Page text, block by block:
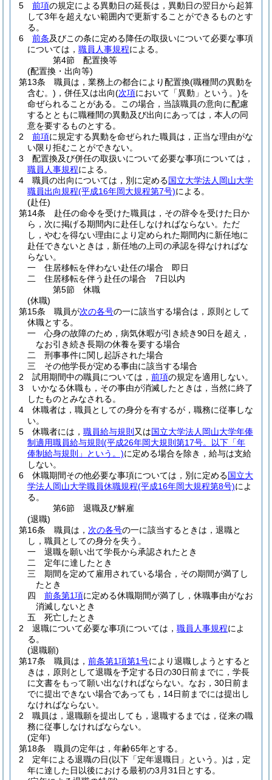
5
前項の規定による異動日の延長は，異動日の翌日から起算
して3年を超えない範囲内で更新することができるものとす
る。
6
前条及びこの条に定める降任の取扱いについて必要な事項
については， 職員人事規程による。
第4節
配置換等
(配置換・出向等)
第13条
職員は，業務上の都合により配置換(職種間の異動を
含む。) ，併任又は出向(次項において「異動」という。)を
命ぜられることがある。
この場合，当該職員の意向に配慮
するとともに職種間の異動及び出向にあっては，本人の同
意を要するものとする。
2
前項に規定する異動を命ぜられた職員は，正当な理由がな
い限り拒むことができない。
3
配置換及び併任の取扱いについて必要な事項については，
職員人事規程による。
4
職員の出向については，別に定める国立大学法人岡山大学
職員出向規程(平成16年岡大規程第7号)による。
(赴任)
第14条
赴任の命令を受けた職員は，その辞令を受けた日か
ら，次に掲げる期間内に赴任しなければならない。 ただ
し，やむを得ない理由により定められた期間内に新任地に
赴任できないときは，新任地の上司の承認を得なければな
らない。
一
住居移転を伴わない赴任の場合 即日
二
住居移転を伴う赴任の場合 7日以内
第5節
休職
(休職)
第15条
職員が次の各号の一に該当する場合は，原則として
休職とする。
一
心身の故障のため，病気休暇が引き続き90日を超え，
なお引き続き長期の休養を要する場合
二
刑事事件に関し起訴された場合
三
その他学長が定める事由に該当する場合
2
試用期間中の職員については， 前項の規定を適用しない。
3
いかなる休職も，その事由が消滅したときは，当然に終了
したものとみなされる。
4
休職者は，職員としての身分を有するが，職務に従事しな
い。
5
休職者には， 職員給与規則 又は国立大学法人岡山大学年俸
制適用職員給与規則 (平成26年岡大規則第17号。以下「年
俸制給与規則」という。)に定める場合を除き，給与は支給
しない。
6
休職期間その他必要な事項については，別に定める国立大
学法人岡山大学職員休職規程(平成16年岡大規程第8号)によ
る。
第6節
退職及び解雇
(退職)
第16条
職員は， 次の各号の一に該当するときは，退職と
し，職員としての身分を失う。
一
退職を願い出て学長から承認されたとき
二
定年に達したとき
三
期間を定めて雇用されている場合，その期間が満了し
たとき
四
前条第1項に定める休職期間が満了し，休職事由がなお
消滅しないとき
五
死亡したとき
2
退職について必要な事項については， 職員人事規程によ
る。
(退職願)
第17条
職員は， 前条第1項第1号により退職しようとすると
きは，原則として退職を予定する日の30日前までに，学長
に文書をもって願い出なければならない。 なお，30日前ま
でに提出できない場合であっても，14日前までには提出し
なければならない。
2
職員は，退職願を提出しても，退職するまでは，従来の職
務に従事しなければならない。
(定年)
第18条
職員の定年は，年齢65年とする。
2
定年による退職の日(以下「定年退職日」という。)は，定
年に達した日以後における最初の3月31日とする。